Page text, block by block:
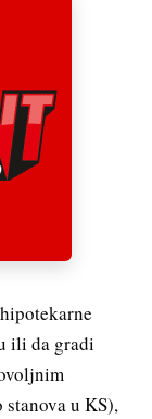
ili da gradi
u KS),